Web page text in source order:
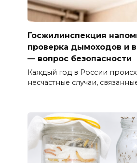
Госжилинспекция
проверка дымоходов и
— вопрос безопасности
Каждый год в России
несчастные случаи,